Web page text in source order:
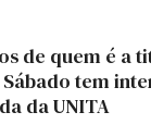
de quem é a
tem
da UNITA